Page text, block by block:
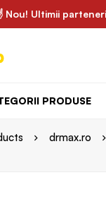
Nou! Ultimii
vegetale si ape
PRODUSE
drmax.ro